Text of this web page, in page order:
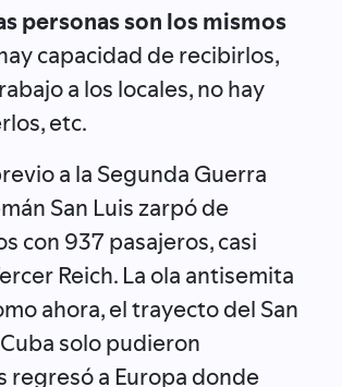
personas son los mismos
capacidad de recibirlos,
a los locales, no hay
etc.
a la Segunda Guerra
San Luis zarpó de
con 937 pasajeros, casi
Reich. La ola antisemita
ahora, el trayecto del San
solo pudieron
regresó a Europa donde